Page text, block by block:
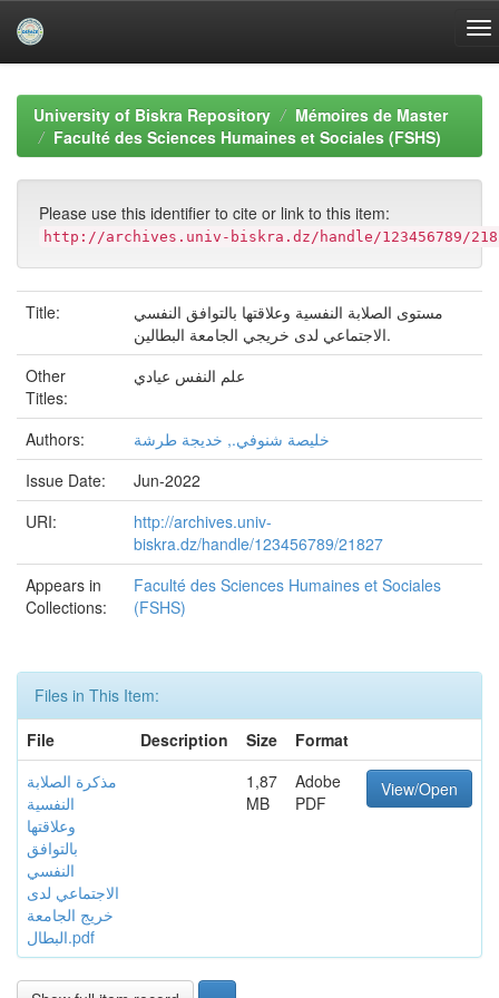
navigationUniversity of Biskra Repository
Mémoires de Master
Faculté des Sciences Humaines et Sociales (FSHS)
Please use this identifier to cite or link to this item:
http://archives.univ-biskra.dz/handle/123456789/
Title:
مستوى الصلابة النفسية وعلاقتها بالتوافق النفسي
الاجتماعي لدى خريجي الجامعة البطالين.
Other
Titles:
علم النفس عيادي
Authors:
خليصة شنوفي., خديجة طرشة
Issue Date:
Jun-2022
URI:
http://archives.univ-
biskra.dz/handle/123456789/21827
Appears in
Collections:
Faculté des Sciences Humaines et Sociales
(FSHS)
Files in This Item:
File
Description Size
Format
مذكرة الصلابة
النفسية
وعلاقتها
بالتوافق
النفسي
الاجتماعي لدى
خريج الجامعة
البطال.pdf
1,87
MB
Adobe
PDF
View/Open